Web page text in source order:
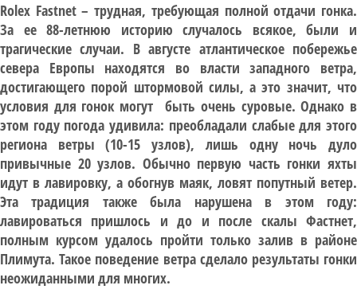
Rolex Fastnet – трудная, требующая полной отдачи гонка.
За ее 88-летнюю историю случалось всякое, были и
трагические случаи. В августе атлантическое побережье
севера Европы находятся во власти западного ветра,
достигающего порой штормовой силы, а это значит, что
условия для гонок могут быть очень суровые. Однако в
этом году погода удивила: преобладали слабые для этого
региона ветры (10-15 узлов), лишь одну ночь дуло
привычные 20 узлов. Обычно первую часть гонки яхты
идут в лавировку, а обогнув маяк, ловят попутный ветер.
Эта традиция также была нарушена в этом году:
лавироваться пришлось и до и после скалы Фастнет,
полным курсом удалось пройти только залив в районе
Плимута. Такое поведение ветра сделало результаты гонки
неожиданными для многих.